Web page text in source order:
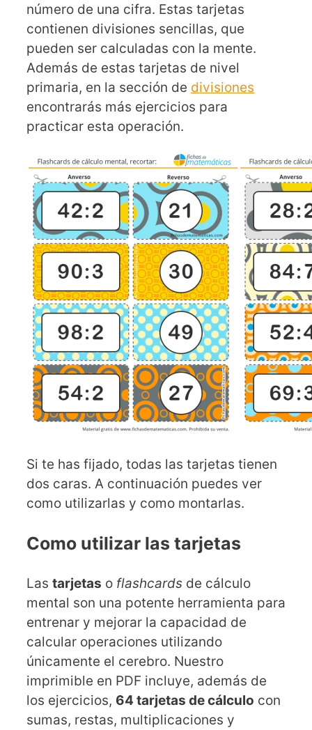
número de una cifra. Estas tarjetas
contienen divisiones sencillas, que
pueden ser calculadas con la mente.
Además de estas tarjetas de nivel
primaria, en la sección de divisiones
encontrarás más ejercicios para
practicar esta operación.
Si te has fijado, todas las tarjetas tienen
dos caras. A continuación puedes ver
como utilizarlas y como montarlas.
Como utilizar las tarjetas
Las tarjetas o flashcards de cálculo
mental son una potente herramienta para
entrenar y mejorar la capacidad de
calcular operaciones utilizando
únicamente el cerebro. Nuestro
imprimible en PDF incluye, además de
los ejercicios, 64 tarjetas de cálculo con
sumas, restas, multiplicaciones y